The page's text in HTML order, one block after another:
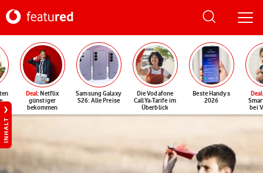
Deal: Netflix
günstiger
bekommen
Samsung Galaxy
S26: Alle Preise
Die Vodafone
CallYa-Tarife im
Überblick
Beste Handys
2026
Deal
bei
INHALT